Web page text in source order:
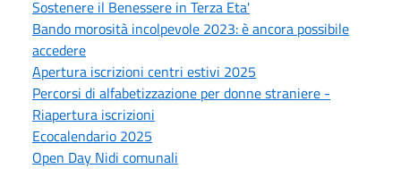
Sostenere il Benessere in Terza Eta'
Bando morosità incolpevole 2023: è ancora possibile
accedere
Apertura iscrizioni centri estivi 2025
Percorsi di alfabetizzazione per donne straniere -
Riapertura iscrizioni
Ecocalendario 2025
Open Day Nidi comunali